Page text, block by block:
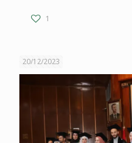
1
20/12/2023